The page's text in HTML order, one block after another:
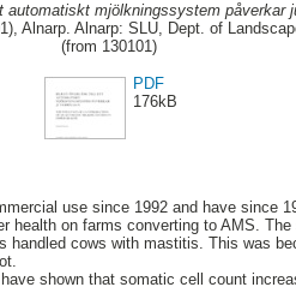
automatiskt mjölkningssystem påverkar
Alnarp. Alnarp: SLU, Dept. of
(from 130101)
PDF
176kB
use since 1992 and have since
health on farms converting to AMS.
handled cows with mastitis. This was
shown that somatic cell count